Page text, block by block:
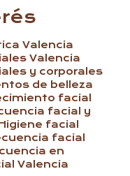
Valencia
Valencia
y corporales
de belleza
facial
facial y
facial
facial
en
Valencia